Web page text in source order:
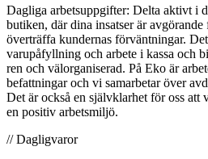
Dagliga arbetsuppgifter: Delta aktivt i
butiken, där dina insatser är
överträffa kundernas förväntningar.
varupåfyllning och arbete i kassa och
ren och välorganiserad. På Eko är
befattningar och vi samarbetar över
Det är också en självklarhet för oss att
en positiv arbetsmiljö.
// Dagligvaror